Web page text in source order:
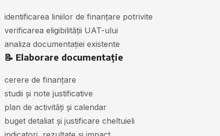
identificarea liniilor de finanțare potrivite
verificarea eligibilității UAT-ului
analiza documentației existente
📝 Elaborare documentație
cerere de finanțare
studii și note justificative
plan de activități și calendar
buget detaliat și justificare cheltuieli